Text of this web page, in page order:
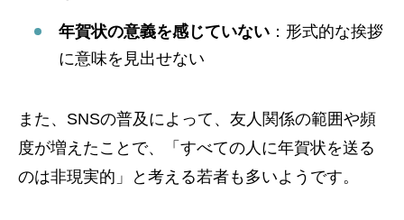
年賀状の意義を感じていない ：形式的な挨拶
に意味を見出せない
また、SNSの普及によって、友人関係の範囲や頻
度が増えたことで、「すべての人に年賀状を送る
のは非現実的」と考える若者も多いようです。